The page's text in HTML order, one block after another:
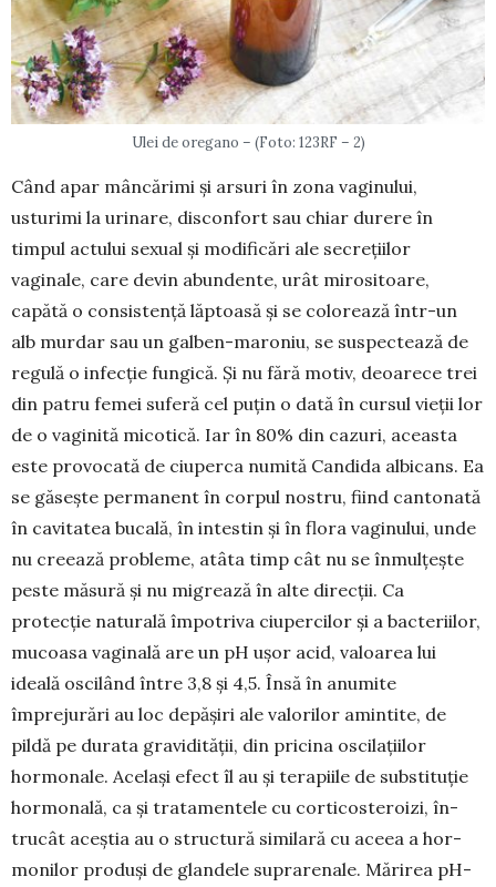
Ulei de oregano – (Foto: 123RF – 2)
Când apar mâncărimi și arsuri în zona vagi­nului,
usturimi la urinare, disconfort sau chiar du­rere în
timpul actului sexual și modificări ale secrețiilor
vaginale, care devin abundente, urât mi­rositoare,
capătă o consistență lăptoasă și se colo­rează într-un
alb murdar sau un galben-maroniu, se suspectează de
regulă o infecție fungică. Și nu fără motiv, deoa­rece trei
din patru femei suferă cel puțin o dată în cursul vieții lor
de o vaginită mico­tică. Iar în 80% din cazuri, aceasta
este provocată de ciuperca nu­mită Candida albicans. Ea
se gă­sește permanent în corpul nostru, fiind cantonată
în cavitatea bucală, în intestin și în flora vaginului, unde
nu creează pro­bleme, atâta timp cât nu se înmulțește
peste măsură și nu migrează în alte direcții. Ca
protecție naturală împotriva ciuper­cilor și a bacteriilor,
mucoasa vaginală are un pH ușor acid, valoarea lui
ideală osci­lând între 3,8 și 4,5. Însă în anumite
împrejurări au loc depășiri ale valorilor amintite, de
pildă pe durata gravidității, din pricina oscilațiilor
hormo­nale. Același efect îl au și terapiile de sub­stituție
hormonală, ca și tratamentele cu cortico­steroizi, în­
trucât aceștia au o structură similară cu aceea a hor­
monilor produși de glandele suprarenale. Mărirea pH-